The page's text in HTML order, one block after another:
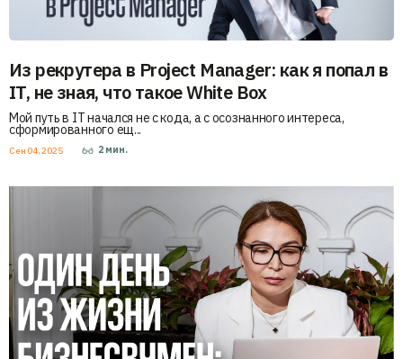
Из рекрутера в Project Manager: как я попал в
IT, не зная, что такое White Box
Мой путь в IT начался не с кода, а с осознанного интереса,
сформированного ещ...
Сен 04, 2025 2 мин.